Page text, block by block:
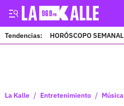
Tendencias: HORÓSCOPO SEMANAL
La Kalle / Entretenimiento / Música